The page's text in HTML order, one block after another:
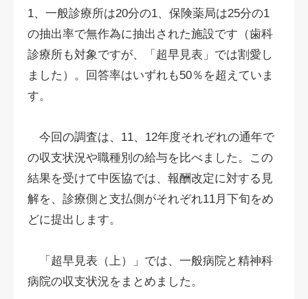
1、一般診療所は20分の1、保険薬局は25分の1
の抽出率で無作為に抽出された施設です（歯科
診療所も対象ですが、「超早見表」では割愛し
ました）。回答率はいずれも50％を超えていま
す。
今回の調査は、11、12年度それぞれの通年で
の収支状況や職種別の給与を比べました。この
結果を受けて中医協では、報酬改定に対する見
解を、診療側と支払側がそれぞれ11月下旬をめ
どに提出します。
「超早見表（上）」では、一般病院と精神科
病院の収支状況をまとめました。